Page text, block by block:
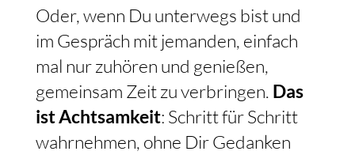
Oder, wenn Du unterwegs bist und
im Gespräch mit jemanden, einfach
mal nur zuhören und genießen,
gemeinsam Zeit zu verbringen. Das
ist Achtsamkeit: Schritt für Schritt
wahrnehmen, ohne Dir Gedanken